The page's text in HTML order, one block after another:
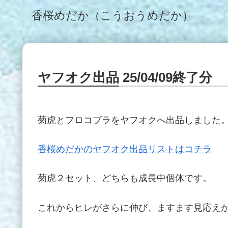
香桜めだか（こうおうめだか）
ヤフオク出品 25/04/09終了分
菊虎とフロコブラをヤフオクへ出品しました
香桜めだかのヤフオク出品リストはコチラ
菊虎２セット、どちらも成長中個体です。
これからヒレがさらに伸び、ますます見応え